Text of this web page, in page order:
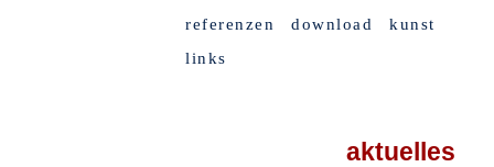
referenzen
download
kunst
links
aktuelles